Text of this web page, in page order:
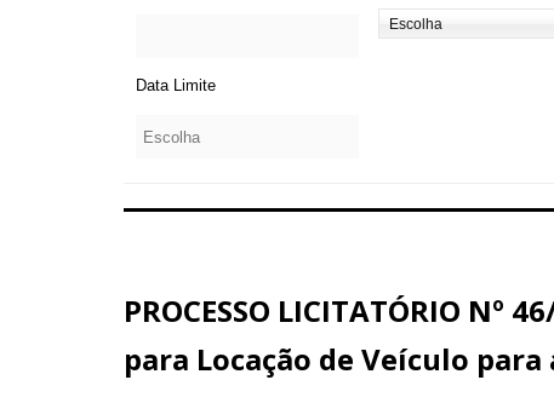
Data Limite
PROCESSO LICITATÓRIO Nº
para Locação de Veículo